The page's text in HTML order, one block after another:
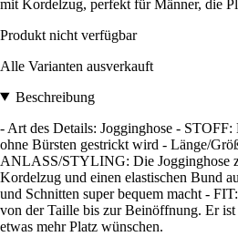
mit Kordelzug, perfekt für Männer, die
Produkt nicht verfügbar
Alle Varianten ausverkauft
Beschreibung
- Art des Details: Jogginghose - STOFF:
ohne Bürsten gestrickt wird - Länge/
ANLASS/STYLING: Die Jogginghose
Kordelzug und einen elastischen Bund
und Schnitten super bequem macht -
von der Taille bis zur Beinöffnung. Er
etwas mehr Platz wünschen.